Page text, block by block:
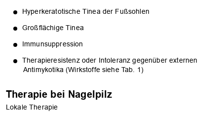
Hyperkeratotische Tinea der Fußsohlen
Großflächige Tinea
Immunsuppression
Therapieresistenz oder Intoleranz gegenüber externen
Antimykotika (Wirkstoffe siehe Tab. 1)
Therapie bei Nagelpilz
Lokale Therapie